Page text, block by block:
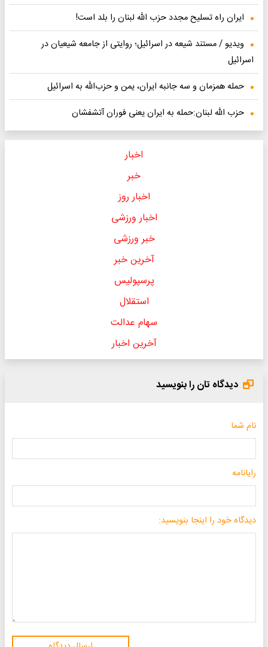
ایران راه تسلیح مجدد حزب الله لبنان را بلد است!
ویدیو / مستند شیعه در اسرائیل؛ روایتی از جامعه شیعیان در
اسرائیل
حمله همزمان و سه جانبه ایران، یمن و حزب‌الله به اسرائیل
حزب الله لبنان:حمله به ایران یعنی فوران آتشفشان
اخبار
خبر
اخبار روز
اخبار ورزشی
خبر ورزشی
آخرین خبر
پرسپولیس
استقلال
سهام عدالت
آخرین اخبار
دیدگاه تان را بنویسید
نام شما
رایانامه
دیدگاه خود را اینجا بنویسید: